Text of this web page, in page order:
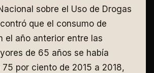
sobre el Uso de Drogas
que el consumo de
el año anterior entre las
de 65 años se había
por ciento de 2015 a 2018,